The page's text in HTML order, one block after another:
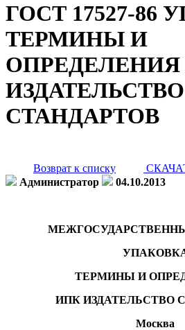
ГОСТ 17527-86
ТЕРМИНЫ И
ИЗДАТЕЛЬСТВО
СТАНДАРТОВ
Возврат к списку
Администратор
04.10.2013
ТЕРМИНЫ И
ИПК ИЗДАТЕЛЬСТВО
Москва